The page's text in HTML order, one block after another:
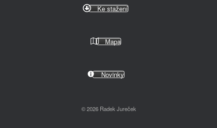
Ke stažení
Mapa
Novinky
© 2026 Radek Jureček